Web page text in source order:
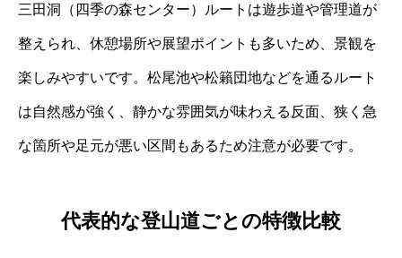
三田洞（四季の森センター）ルートは遊歩道や管理道が
整えられ、休憩場所や展望ポイントも多いため、景観を
楽しみやすいです。松尾池や松籟団地などを通るルート
は自然感が強く、静かな雰囲気が味わえる反面、狭く急
な箇所や足元が悪い区間もあるため注意が必要です。
代表的な登山道ごとの特徴比較